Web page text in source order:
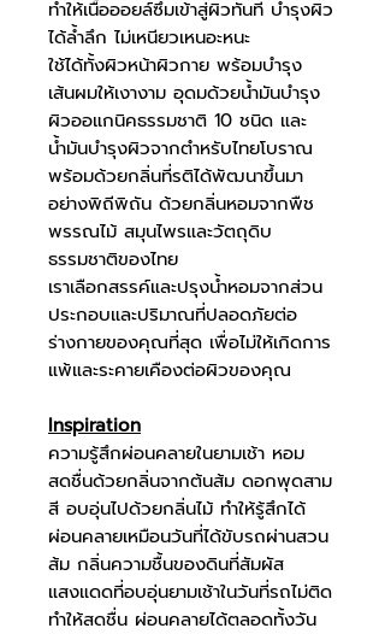
ทำให้เนื้อออยล์ซึมเข้าสู่ผิวทันที บำรุงผิว
ได้ล้ำลึก ไม่เหนียวเหนอะหนะ
ใช้ได้ทั้งผิวหน้าผิวกาย พร้อมบำรุง
เส้นผมให้เงางาม อุดมด้วยน้ำมันบำรุง
ผิวออแกนิคธรรมชาติ 10 ชนิด และ
น้ำมันบำรุงผิวจากตำหรับไทยโบราณ
พร้อมด้วยกลิ่นที่รติได้พัฒนาขึ้นมา
อย่างพิถีพิถัน ด้วยกลิ่นหอมจากพืช
พรรณไม้ สมุนไพรและวัตถุดิบ
ธรรมชาติของไทย
เราเลือกสรรค์และปรุงน้ำหอมจากส่วน
ประกอบและปริมาณที่ปลอดภัยต่อ
ร่างกายของคุณที่สุด เพื่อไม่ให้เกิดการ
แพ้และระคายเคืองต่อผิวของคุณ
Inspiration
ความรู้สึกผ่อนคลายในยามเช้า หอม
สดชื่นด้วยกลิ่นจากต้นส้ม ดอกพุดสาม
สี อบอุ่นไปด้วยกลิ่นไม้ ทำให้รู้สึกได้
ผ่อนคลายเหมือนวันที่ได้ขับรถผ่านสวน
ส้ม กลิ่นความชื้นของดินที่สัมผัส
แสงแดดที่อบอุ่นยามเช้าในวันที่รถไม่ติด
ทำให้สดชื่น ผ่อนคลายได้ตลอดทั้งวัน